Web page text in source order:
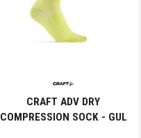
CRAFT ADV DRY
COMPRESSION SOCK - GUL